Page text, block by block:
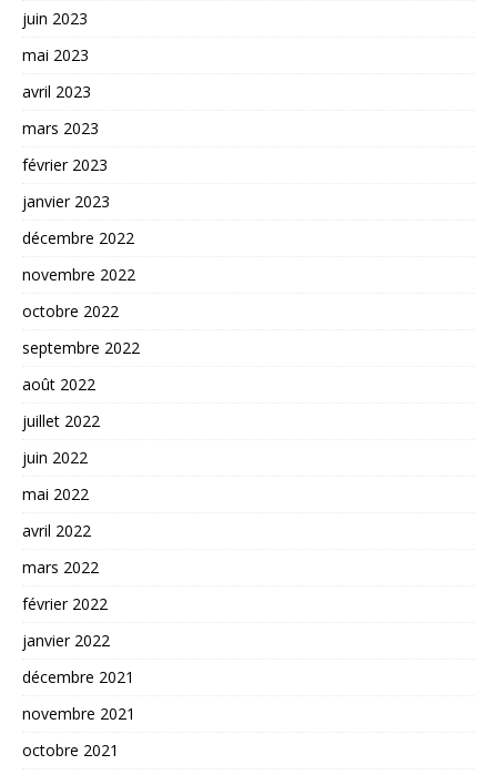
juin 2023
mai 2023
avril 2023
mars 2023
février 2023
janvier 2023
décembre 2022
novembre 2022
octobre 2022
septembre 2022
août 2022
juillet 2022
juin 2022
mai 2022
avril 2022
mars 2022
février 2022
janvier 2022
décembre 2021
novembre 2021
octobre 2021